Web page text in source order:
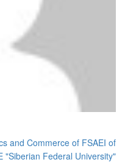
and Commerce of FSAEI of
"Siberian Federal University"